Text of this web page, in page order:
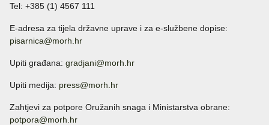
Tel: +385 (1) 4567 111
E-adresa za tijela državne uprave i za e-službene dopise:
pisarnica@morh.hr
Upiti građana: gradjani@morh.hr
Upiti medija: press@morh.hr
Zahtjevi za potpore Oružanih snaga i Ministarstva obrane:
potpora@morh.hr